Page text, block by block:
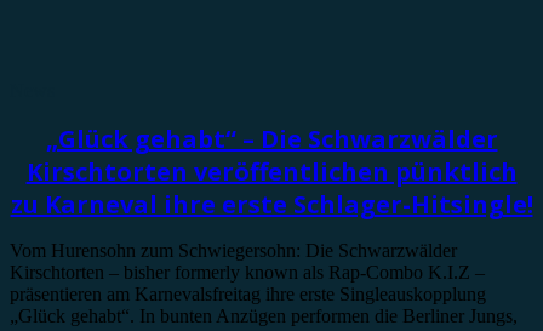
„Glück gehabt“ – Die Schwarzwälder
Kirschtorten veröffentlichen pünktlich
zu Karneval ihre erste Schlager-Hitsingle!
Vom Hurensohn zum Schwiegersohn: Die Schwarzwälder
Kirschtorten – bisher formerly known als Rap-Combo K.I.Z –
präsentieren am Karnevalsfreitag ihre erste Singleauskopplung
„Glück gehabt“. In bunten Anzügen performen die Berliner Jungs,